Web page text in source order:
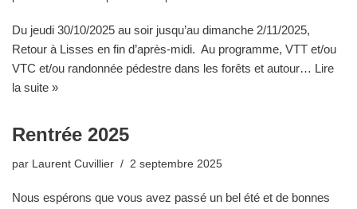
Du jeudi 30/10/2025 au soir jusqu’au dimanche 2/11/2025,
Retour à Lisses en fin d’après-midi. Au programme, VTT et/ou
VTC et/ou randonnée pédestre dans les forêts et autour… Lire
la suite »
Rentrée 2025
par Laurent Cuvillier 2 septembre 2025
Nous espérons que vous avez passé un bel été et de bonnes